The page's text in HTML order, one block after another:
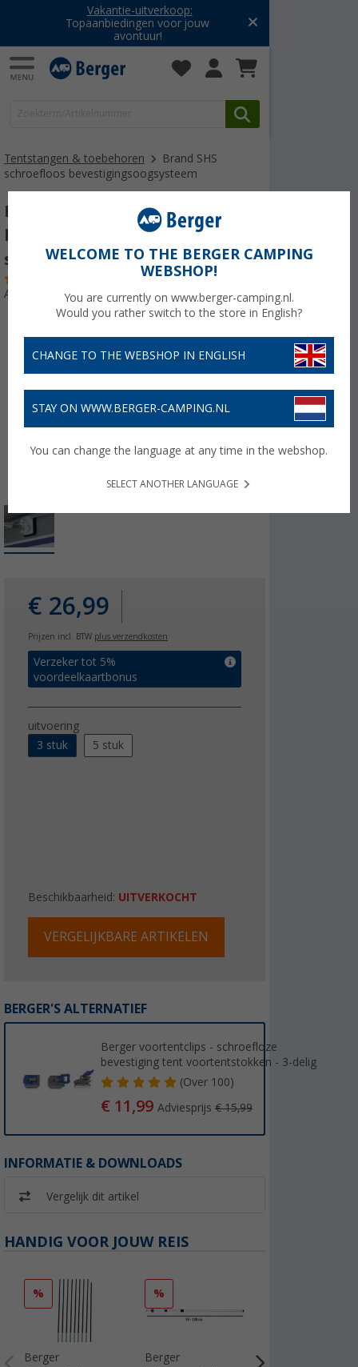
Vakantie-uitverkoop:
Topaanbiedingen voor jouw
avontuur!
Tentstangen & toebehoren
Brand SHS
schroefloos bevestigingsoogsysteem
Brand SHS schroefloos
bevestigingsoogsysteem - 3
stuks
Artikelnr: 445089
€ 26,99
Prijzen incl. BTW plus verzendkosten
Verzeker tot 5%
voordeelkaartbonus
uitvoering
3 stuk
5 stuk
Beschikbaarheid: UITVERKOCHT
VERGELIJKBARE ARTIKELEN
BERGER'S ALTERNATIEF
Berger voortentclips - schroefloze
bevestiging tent voortentstokken - 3-delig
(Over100)
€ 11,99Adviesprijs€ 15,99
INFORMATIE & DOWNLOADS
Vergelijk dit artikel
HANDIG VOOR JOUW REIS
%
Berger
%
Berger
WELCOME TO THE BERGER CAMPING
WEBSHOP!
You are currently on www.berger-camping.nl.
Would you rather switch to the store in English?
CHANGE TO THE WEBSHOP IN ENGLISH
STAY ON WWW.BERGER-CAMPING.NL
You can change the language at any time in the webshop.
SELECT ANOTHER LANGUAGE